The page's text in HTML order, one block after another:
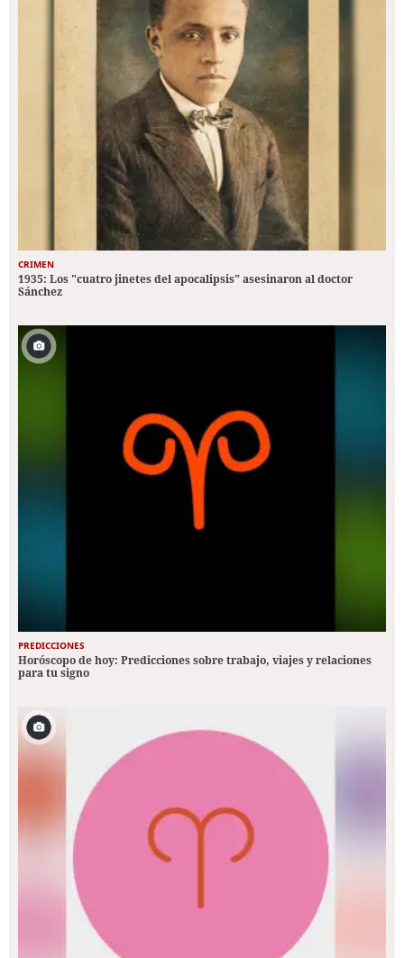
CRIMEN
1935: Los "cuatro jinetes del apocalipsis" asesinaron al doctor
Sánchez
PREDICCIONES
Horóscopo de hoy: Predicciones sobre trabajo, viajes y relaciones
para tu signo